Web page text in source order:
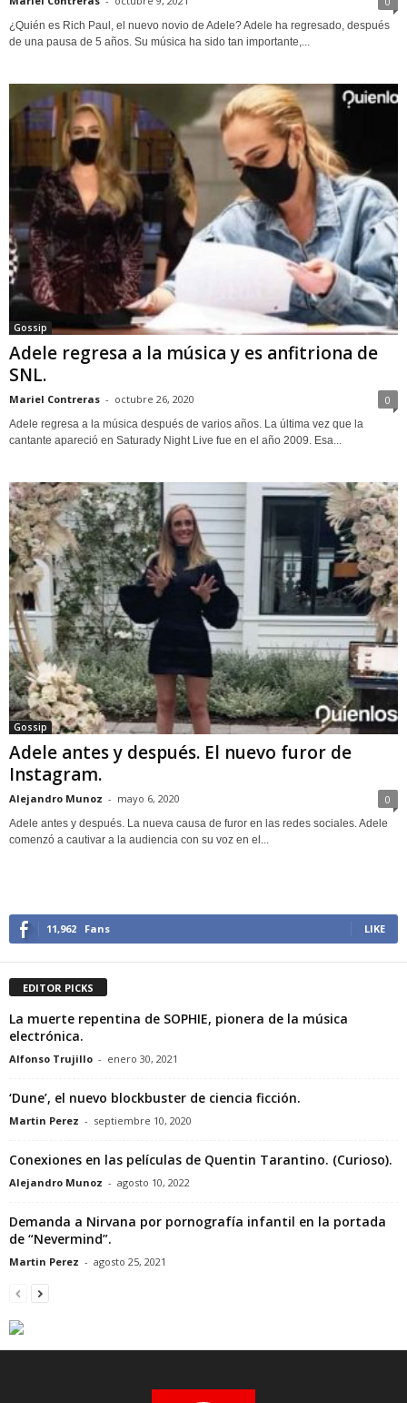
¿Quién es Rich Paul, el nuevo novio de Adele? Adele ha regresado, después
de una pausa de 5 años. Su música ha sido tan importante,...
Gossip
Adele regresa a la música y es anfitriona de
SNL.
Mariel Contreras - octubre 26, 2020 0
Adele regresa a la música después de varios años. La última vez que la
cantante apareció en Saturady Night Live fue en el año 2009. Esa...
Gossip
Adele antes y después. El nuevo furor de
Instagram.
Alejandro Munoz - mayo 6, 2020 0
Adele antes y después. La nueva causa de furor en las redes sociales. Adele
comenzó a cautivar a la audiencia con su voz en el...
11,962 Fans LIKE
EDITOR PICKS
La muerte repentina de SOPHIE, pionera de la música
electrónica.
Alfonso Trujillo - enero 30, 2021
‘Dune’, el nuevo blockbuster de ciencia ficción.
Martin Perez - septiembre 10, 2020
Conexiones en las películas de Quentin Tarantino. (Curioso).
Alejandro Munoz - agosto 10, 2022
Demanda a Nirvana por pornografía infantil en la portada
de “Nevermind”.
Martin Perez - agosto 25, 2021